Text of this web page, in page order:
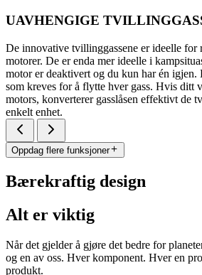
UAVHENGIGE
De innovative tvillinggassene er ideelle
motorer. De er enda mer ideelle i
motor er deaktivert og du kun har én igjen.
som kreves for å flytte hver gass. Hvis ditt
motors, konverterer gasslåsen effektivt de
enkelt enhet.
Oppdag flere funksjoner
Bærekraftig design
Alt er viktig
Når det gjelder å gjøre det bedre for
og en av oss. Hver komponent. Hver en
produkt.